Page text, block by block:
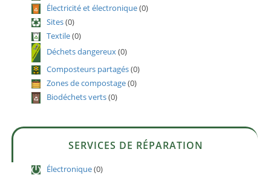
Électricité et électronique(0)
Sites(0)
Textile(0)
Déchets dangereux(0)
Composteurs partagés(0)
Zones de compostage(0)
Biodéchets verts(0)
SERVICES DE RÉPARATION
Électronique(0)